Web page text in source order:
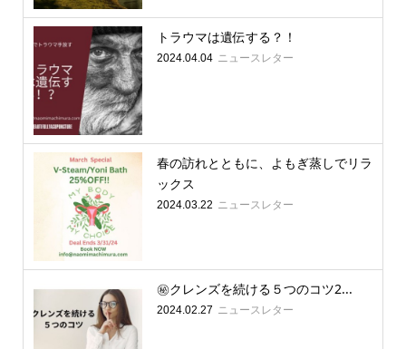
トラウマは遺伝する？！
2024.04.04 ニュースレター
春の訪れとともに、よもぎ蒸しでリラ
ックス
2024.03.22 ニュースレター
㊙️クレンズを続ける５つのコツ2...
2024.02.27 ニュースレター